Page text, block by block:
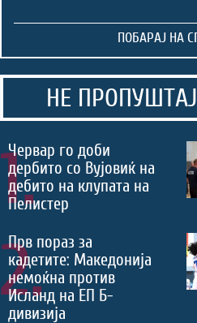
НЕ ПРОПУШТАЈ
1.
Червар го доби
дербито со Вујовиќ на
дебито на клупата на
Пелистер
2.
Прв пораз за
кадетите: Македонија
немоќна против
Исланд на ЕП Б-
дивизија